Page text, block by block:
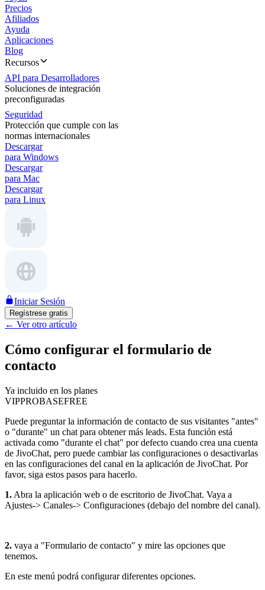
Precios
Afiliados
Ayuda
Aplicaciones
Blog
Recursos
API para Desarrolladores
Soluciones de integración
preconfiguradas
Seguridad
Protección que cumple con las
normas internacionales
Descargar
para Windows
Descargar
para Mac
Descargar
para Linux
Iniciar Sesión
Regístrese gratis
← Ver otro artículo
Cómo configurar el formulario de
contacto
Ya incluido en los planes
VIPPROBASEFREE
Puede preguntar la información de contacto de sus visitantes "antes"
o "durante" un chat para obtener más leads. Esta función está
activada como "durante el chat" por defecto cuando crea una cuenta
de JivoChat, pero puede cambiar las configuraciones o desactivarlas
en las configuraciones del canal en la aplicación de JivoChat. Por
favor, siga estos pasos para hacerlo.
1. Abra la aplicación web o de escritorio de JivoChat. Vaya a
Ajustes-> Canales-> Configuraciones (debajo del nombre del canal).
2. vaya a "Formulario de contacto" y mire las opciones que
tenemos.
En este menú podrá configurar diferentes opciones.